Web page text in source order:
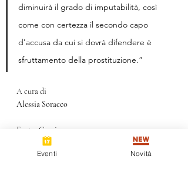
diminuirà il grado di imputabilità, così
come con certezza il secondo capo
d'accusa da cui si dovrà difendere è
sfruttamento della prostituzione.”
A cura di
Alessia Soracco
Fonte: Corriere -
https://milano.corriere.it/notizie/cronaca/22_s
ettembre_19/modella-denuncia-pr-c7e37550-
Eventi Novità